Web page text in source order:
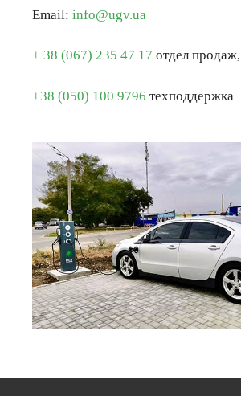
Email: info@ugv.ua
+ 38 (067) 235 47 17 отдел продаж,
+38 (050) 100 9796 техподдержка